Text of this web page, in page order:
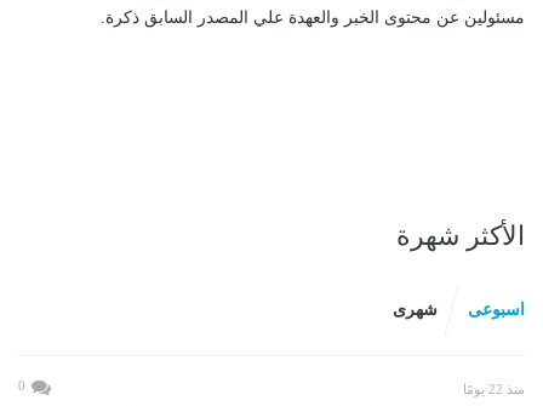
مسئولين عن محتوى الخبر والعهدة علي المصدر السابق ذكرة.
الأكثر شهرة
اسبوعى شهرى
منذ 22 يومًا 0